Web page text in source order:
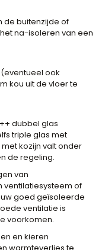
de buitenzijde of
na-isoleren van een
ook
kou uit de vloer te
dubbel glas
triple glas met
kozijn valt onder
de regeling.
van
ventilatiesysteem of
goed geïsoleerde
ventilatie is
voorkomen.
en kieren